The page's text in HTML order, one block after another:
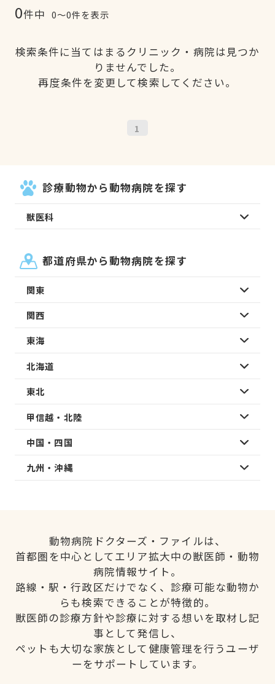
0件中 0〜0件を表示
検索条件に当てはまるクリニック・病院は見つか
りませんでした。
再度条件を変更して検索してください。
1
診療動物から動物病院を探す
獣医科
都道府県から動物病院を探す
関東
関西
東海
北海道
東北
甲信越・北陸
中国・四国
九州・沖縄
動物病院ドクターズ・ファイルは、
首都圏を中心としてエリア拡大中の獣医師・動物
病院情報サイト。
路線・駅・行政区だけでなく、診療可能な動物か
らも検索できることが特徴的。
獣医師の診療方針や診療に対する想いを取材し記
事として発信し、
ペットも大切な家族として健康管理を行うユーザ
ーをサポートしています。